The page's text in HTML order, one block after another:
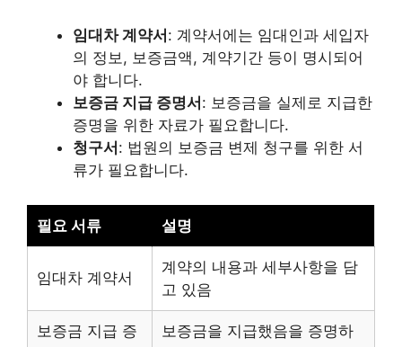
임대차 계약서 : 계약서에는 임대인과 세입자
의 정보, 보증금액, 계약기간 등이 명시되어
야 합니다.
보증금 지급 증명서 : 보증금을 실제로 지급한
증명을 위한 자료가 필요합니다.
청구서 : 법원의 보증금 변제 청구를 위한 서
류가 필요합니다.
필요 서류 설명
임대차 계약서
계약의 내용과 세부사항을 담
고 있음
보증금 지급 증
보증금을 지급했음을 증명하